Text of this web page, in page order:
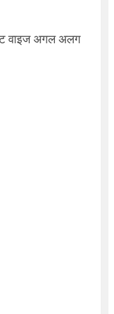
वाइज अगल अलग